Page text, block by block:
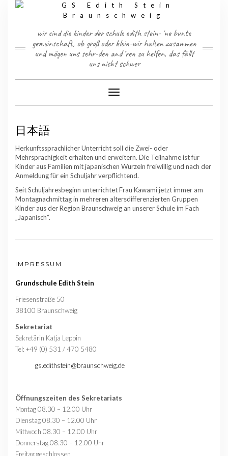
wir sind die kinder der schule edith stein-´ne bunte
gemeinschaft, ob groß oder klein-wir halten zusammen
und mögen uns sehr-den and´ren zu helfen, das fällt
uns nicht schwer
Toggle Navigation
日本語
Herkunftssprachlicher Unterricht soll die Zwei- oder
Mehrsprachigkeit erhalten und erweitern. Die Teilnahme ist für
Kinder aus Familien mit japanischen Wurzeln freiwillig und nach der
Anmeldung für ein Schuljahr verpflichtend.
Seit Schuljahresbeginn unterrichtet Frau Kawami jetzt immer am
Montagnachmittag in mehreren altersdifferenzierten Gruppen
Kinder aus der Region Braunschweig an unserer Schule im Fach
„Japanisch“.
IMPRESSUM
Grundschule Edith Stein
Friesenstraße 50
38100 Braunschweig
Sekretariat
Sekretärin Katja Leppin
Tel: +49 (0) 531 / 470 5480
gs.edithstein@braunschweig.de
Öffnungszeiten des Sekretariats
Montag 08.30 – 12.00 Uhr
Dienstag 08.30 – 12.00 Uhr
Mittwoch 08.30 – 12.00 Uhr
Donnerstag 08.30 – 12.00 Uhr
Freitag geschlossen